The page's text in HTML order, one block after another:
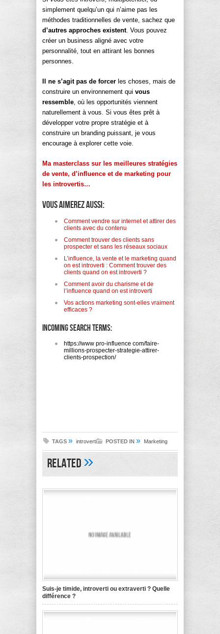
simplement quelqu’un qui n’aime pas les
méthodes traditionnelles de vente, sachez que
d’autres approches existent. Vous pouvez
créer un business aligné avec votre
personnalité, tout en attirant les bonnes
personnes.
Il ne s’agit pas de forcer les choses, mais de
construire un environnement qui vous
ressemble, où les opportunités viennent
naturellement à vous. Si vous êtes prêt à
développer votre propre stratégie et à
construire un branding puissant, je vous
encourage à explorer cette voie.
Ma masterclass sur les meilleures stratégies
de vente, d’influence et de marketing pour
les introvertis…
Vous aimerez aussi:
Comment vendre sur internet et attirer des
clients avec du contenu
Comment trouver des clients sans
prospecter et sans les réseaux sociaux
L’influence, la vente et le marketing quand
on est introverti : Comment trouver des
clients quand on est introverti ?
Comment avoir du charisme et de
l’influence quand on est introverti
Vos actions marketing sont-elles vraiment
efficaces ?
Incoming search terms:
https://www pro-influence com/faire-
millions-prospecter-strategie-attirer-
clients-prospection/
TAGS » introverti POSTED IN » Marketing
Related»
Suis-je timide, introverti ou extraverti ? Quelle
différence ?